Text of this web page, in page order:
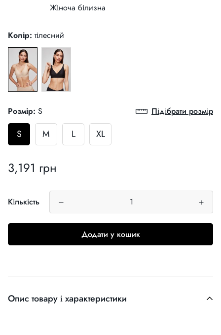
Жіноча білизна
Колір: тілесний
Розмір: S Підібрати розмір
S M L XL
Звичайна
3,191 грн
Кількість
Додати у кошик
Опис товару і характеристики